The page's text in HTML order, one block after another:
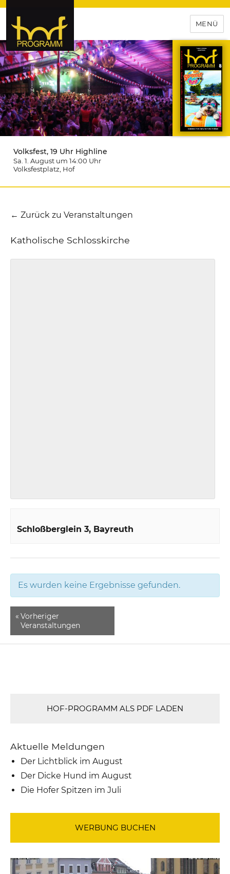
hof-programm – das
Veranstaltungsportal für
Hochfranken
MENÜ
Volksfest, 19 Uhr Highline
Sa. 1. August um 14:00 Uhr
Volksfestplatz , Hof
← Zurück zu Veranstaltungen
Katholische Schlosskirche
Schloßberglein 3 Bayreuth
Es wurden keine Ergebnisse gefunden.
« Vorheriger
Veranstaltungen
HOF-PROGRAMM ALS PDF LADEN
Aktuelle Meldungen
Der Lichtblick im August
Der Dicke Hund im August
Die Hofer Spitzen im Juli
WERBUNG BUCHEN